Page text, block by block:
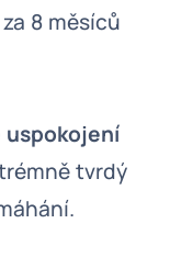
8 měsíců
uspokojení
tvrdý